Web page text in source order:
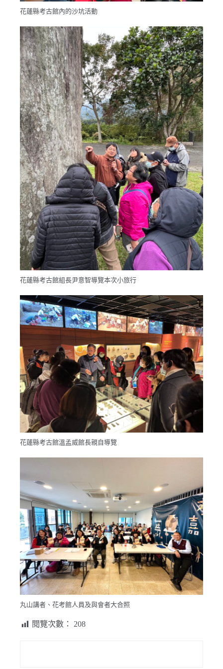
花蓮縣考古館內的沙坑活動
花蓮縣考古館組長尹意智導覽本次小旅行
花蓮縣考古館溫孟威館長親自導覽
丸山講者、花考館人員及與會者大合照
閱覽次數： 208